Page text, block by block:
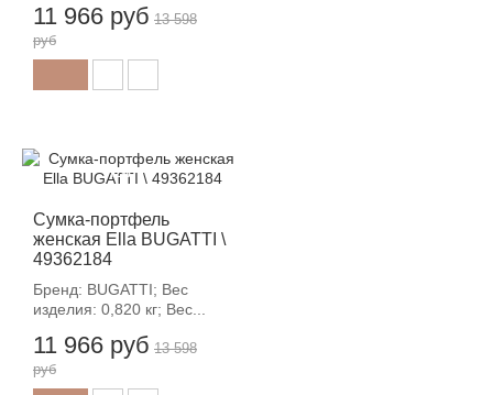
11 966 руб 13 598
руб
Сумка-портфель
женская Ella BUGATTI \
49362184
Бренд: BUGATTI; Вес
изделия: 0,820 кг; Вес...
11 966 руб
-12%
13 598
руб